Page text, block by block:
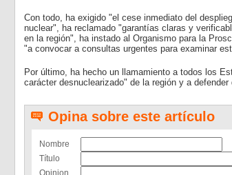
Con todo, ha exigido "el cese inmediato del
nuclear", ha reclamado "garantías claras y
en la región", ha instado al Organismo para la
"a convocar a consultas urgentes para examinar
Por último, ha hecho un llamamiento a todos los
carácter desnuclearizado" de la región y a
Opina sobre este artículo
Nombre
Título
Opinion